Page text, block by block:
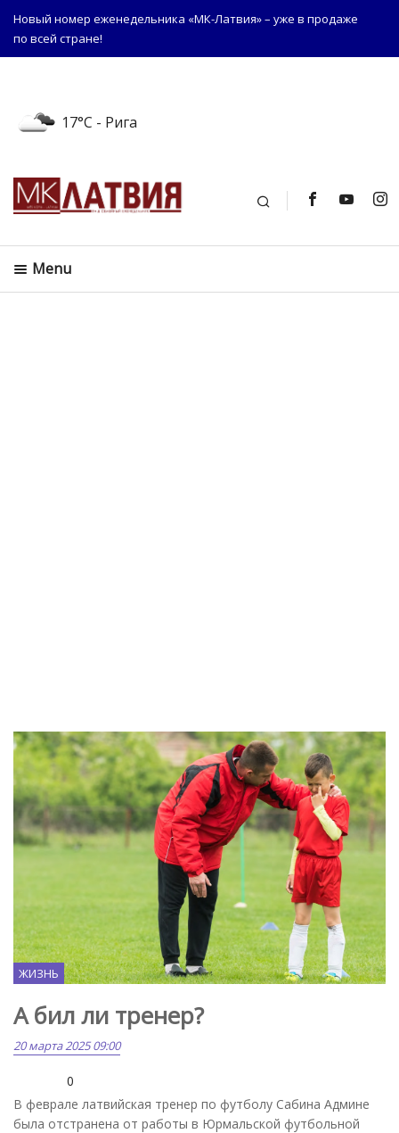
Новый номер еженедельника «МК-Латвия» – уже в продаже
по всей стране!
17°C - Рига
Поиск
Menu
ЖИЗНЬ
А бил ли тренер?
20 марта 2025 09:00
0
В феврале латвийская тренер по футболу Сабина Админе
была отстранена от работы в Юрмальской футбольной